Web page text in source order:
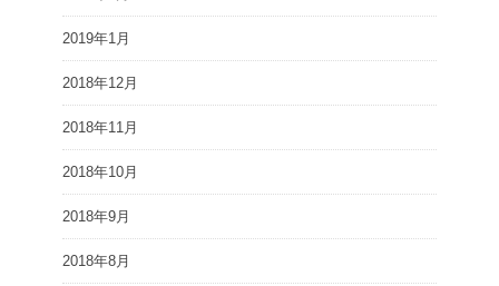
2019年1月
2018年12月
2018年11月
2018年10月
2018年9月
2018年8月